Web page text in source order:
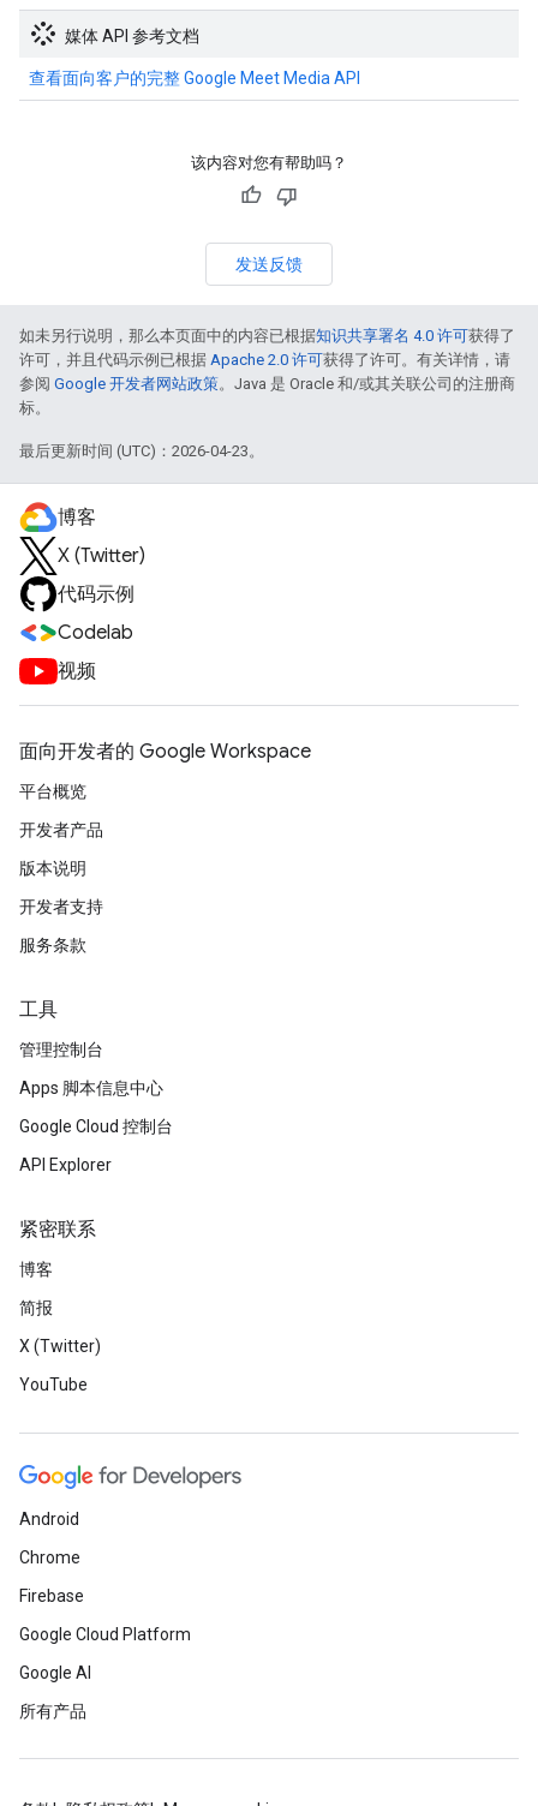
stream 媒体 API 参考文档
查看面向客户的完整 Google Meet Media API
该内容对您有帮助吗？
发送反馈
如未另行说明，那么本页面中的内容已根据知识共享署名 4.0 许可获得了
许可，并且代码示例已根据 Apache 2.0 许可获得了许可。有关详情，请
参阅 Google 开发者网站政策。Java 是 Oracle 和/或其关联公司的注册商
标。
最后更新时间 (UTC)：2026-04-23。
博客
X (Twitter)
代码示例
Codelab
视频
面向开发者的 Google Workspace
平台概览
开发者产品
版本说明
开发者支持
服务条款
工具
管理控制台
Apps 脚本信息中心
Google Cloud 控制台
API Explorer
紧密联系
博客
简报
X (Twitter)
YouTube
Android
Chrome
Firebase
Google Cloud Platform
Google AI
所有产品